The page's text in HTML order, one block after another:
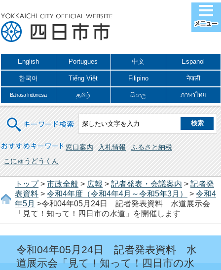
English Portugues 中文 Espanol
한국어 Tiếng Việt Filipino नेपाली
Bahasa Indonesia தமிழ் සිංහල ภาษาไทย
キーワード検索
おすすめキーワード 窓口案内 入札情報
ふるさと納税
こにゅうどうくん
トップ> 市政全般 > 広報 > 記者発表・会議案内 > 記者発
表資料 > 令和4年度（令和4年4月～令和5年3月） > 令和4
年5月 >令和04年05月24日 記者発表資料 水道展示会
「見て！知って！四日市の水道」を開催します
令和04年05月24日 記者発表資料 水
道展示会「見て！知って！四日市の水